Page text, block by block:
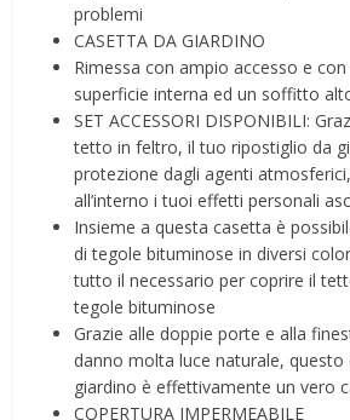
problemi
CASETTA DA GIARDINO
Rimessa con ampio accesso e
superficie interna ed un soffitto
SET ACCESSORI DISPONIBILI:
tetto in feltro, il tuo ripostiglio da
protezione dagli agenti
all’interno i tuoi effetti personali
Insieme a questa casetta è
di tegole bituminose in diversi
tutto il necessario per coprire il
tegole bituminose
Grazie alle doppie porte e alla
danno molta luce naturale, questo
giardino è effettivamente un vero
COPERTURA IMPERMEABILE